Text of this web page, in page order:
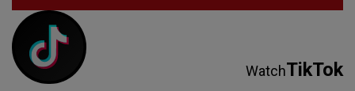
WatchTikTok